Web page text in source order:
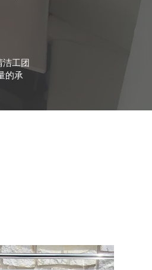
洁工团
的承